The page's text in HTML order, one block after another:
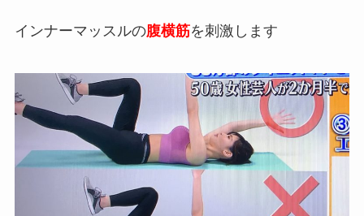
インナーマッスルの腹横筋を刺激します